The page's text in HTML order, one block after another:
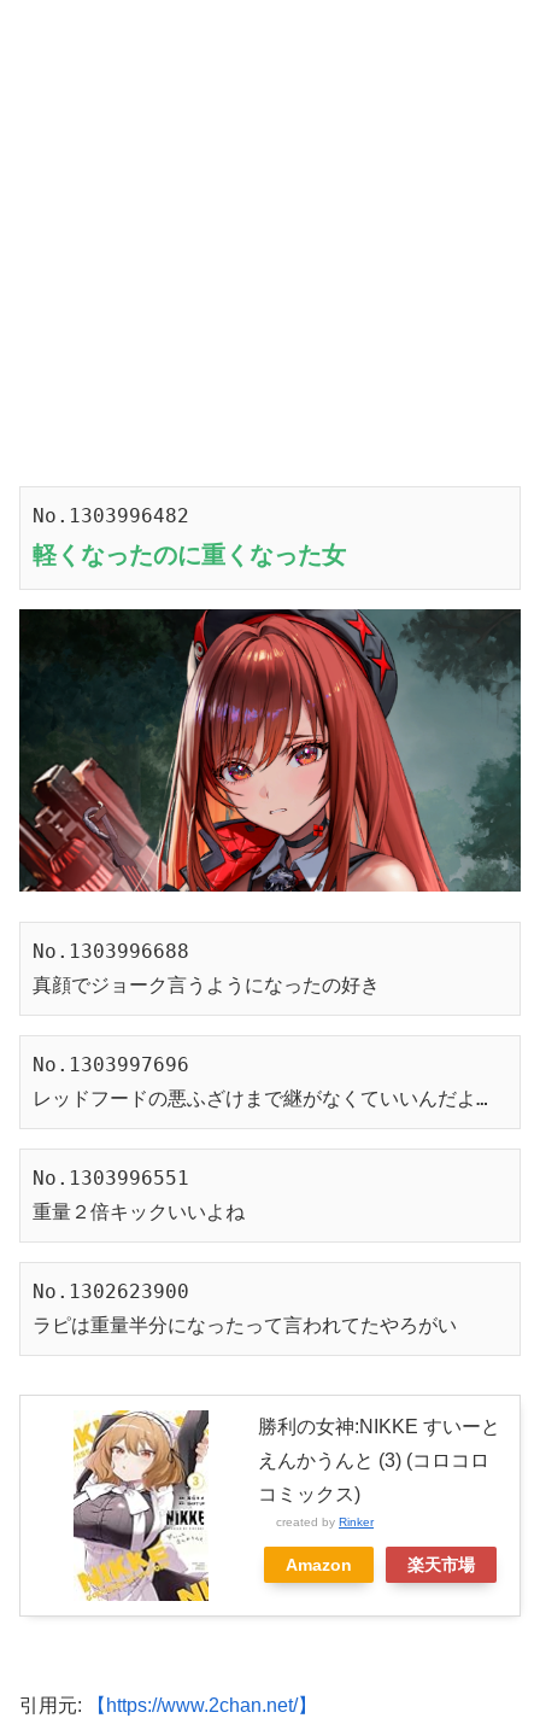
No.1303996482
軽くなったのに重くなった女
No.1303996688
真顔でジョーク言うようになったの好き
No.1303997696
レッドフードの悪ふざけまで継がなくていいんだよ…
No.1303996551
重量２倍キックいいよね
No.1302623900
ラピは重量半分になったって言われてたやろがい
勝利の女神:NIKKE すいーと
えんかうんと (3) (コロコロ
コミックス)
created by Rinker
Amazon 楽天市場
引用元: 【https://www.2chan.net/】